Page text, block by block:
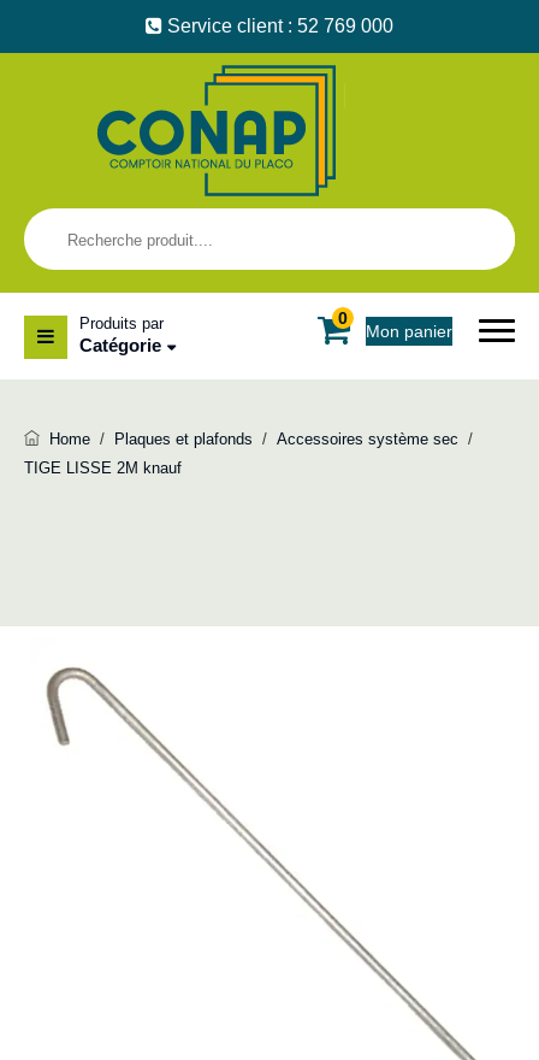
Service client : 52 769 000
0
Mon panier
Produits par
Catégorie
Home / Plaques et plafonds / Accessoires système sec /
TIGE LISSE 2M knauf